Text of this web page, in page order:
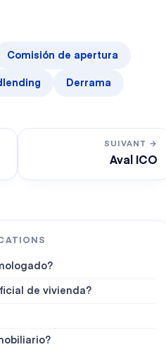
Comisión de apertura
Derrama
SUIVANT →
Aval ICO
de vivienda?